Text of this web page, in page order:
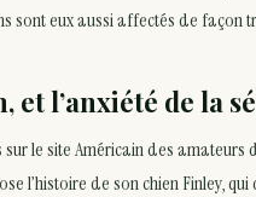
sont eux aussi affectés de façon
et l’anxiété de la
sur le site Américain des amateurs
l’histoire de son chien Finley,